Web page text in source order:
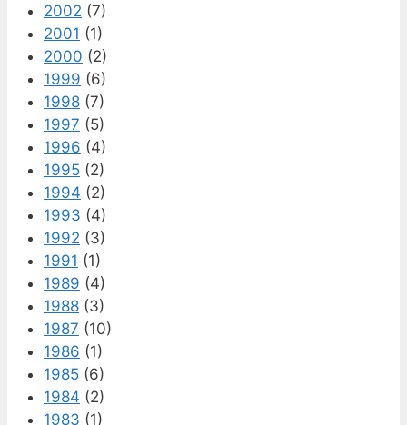
2002 (7)
2001 (1)
2000 (2)
1999 (6)
1998 (7)
1997 (5)
1996 (4)
1995 (2)
1994 (2)
1993 (4)
1992 (3)
1991 (1)
1989 (4)
1988 (3)
1987 (10)
1986 (1)
1985 (6)
1984 (2)
1983 (1)